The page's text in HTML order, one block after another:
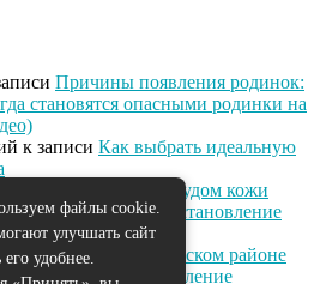
Причины появления родинок:
становятся опасными родинки на
к записи Как выбрать идеальную
Как справиться с зудом кожи
Питание и восстановление
Массаж в Выборгском районе
и расслабление
файлы cookie.
улучшать сайт
его удобнее.